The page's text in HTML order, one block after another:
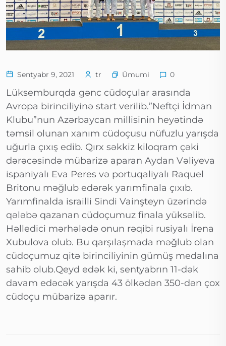
Sentyabr 9, 2021 tr Ümumi 0
Lüksemburqda gənc cüdoçular arasında
Avropa birinciliyinə start verilib.”Neftçi İdman
Klubu”nun Azərbaycan millisinin heyətində
təmsil olunan xanım cüdoçusu nüfuzlu yarışda
uğurla çıxış edib. Qırx səkkiz kiloqram çəki
dərəcəsində mübarizə aparan Aydan Vəliyeva
ispaniyalı Eva Peres və portuqaliyalı Raquel
Britonu məğlub edərək yarımfinala çıxıb.
Yarımfinalda israilli Sindi Vainşteyn üzərində
qələbə qazanan cüdoçumuz finala yüksəlib.
Həlledici mərhələdə onun rəqibi rusiyalı İrena
Xubulova olub. Bu qarşılaşmada məğlub olan
cüdoçumuz qitə birinciliyinin gümüş medalına
sahib olub.Qeyd edək ki, sentyabrın 11-dək
davam edəcək yarışda 43 ölkədən 350-dən çox
cüdoçu mübarizə aparır.